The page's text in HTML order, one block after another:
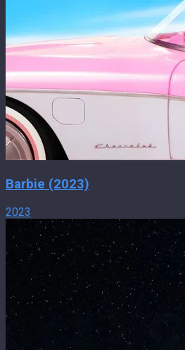
Barbie (2023)
2023